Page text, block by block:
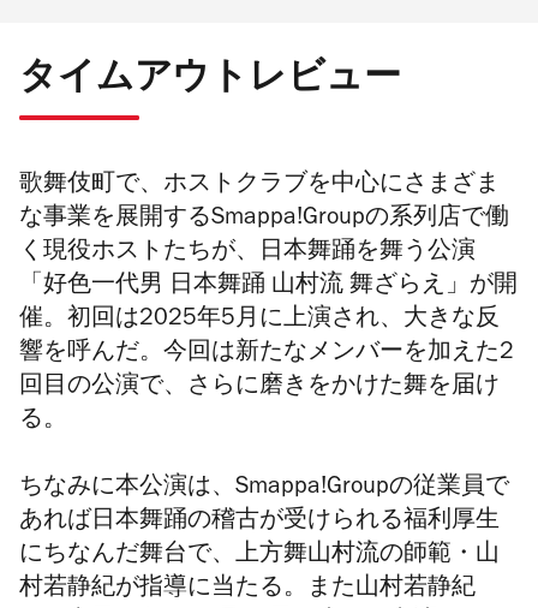
タイムアウトレビュー
歌舞伎町で、ホストクラブを中心にさまざま
な事業を展開するSmappa!Groupの系列店で働
く現役ホストたちが、
日本舞踊を舞う公演
「好色一代男 日本舞踊 山村流 舞ざらえ」が開
催。初回は2025年5月に上演され、大きな反
響を呼んだ。今回は新たなメンバーを加えた2
回目の公演で、さらに磨きをかけた舞を届け
る。
ちなみに本公演は、Smappa!Groupの従業員で
あれば日本舞踊の稽古が受けられる福利厚生
にちなんだ舞台で、上方舞山村流の師範・山
村若静紀が指導に当たる。また山村若静紀